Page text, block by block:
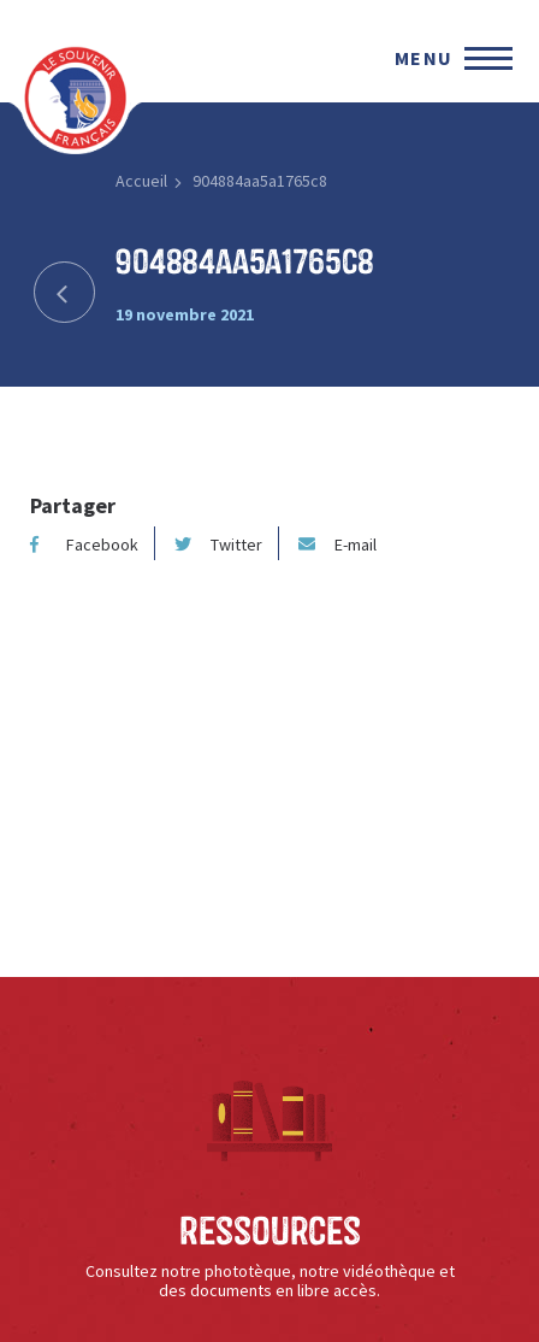
MENU
Accueil 904884aa5a1765c8
904884aa5a1765c8
19 novembre 2021
Partager
Facebook Twitter E-mail
Ressources
Consultez notre phototèque, notre vidéothèque et
des documents en libre accès.